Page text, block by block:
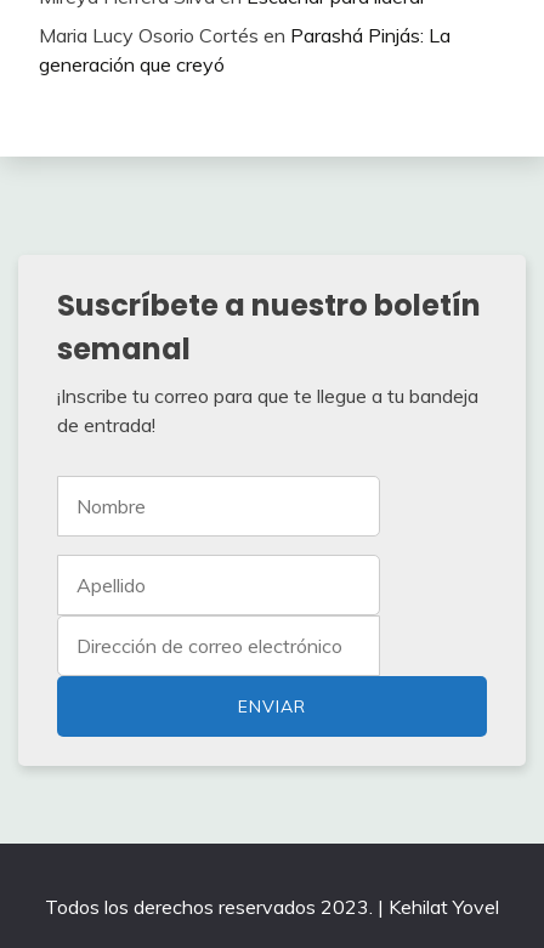
Maria Lucy Osorio Cortés en Parashá Pinjás: La
generación que creyó
Suscríbete a nuestro boletín
semanal
¡Inscribe tu correo para que te llegue a tu bandeja
de entrada!
Todos los derechos reservados 2023. | Kehilat Yovel